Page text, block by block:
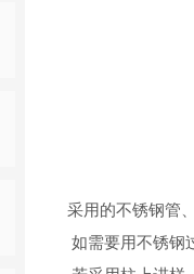
采用的不锈钢管
如需要用不锈钢